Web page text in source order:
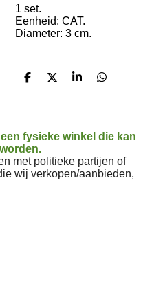
1 set.
Eenheid: CAT.
Diameter: 3 cm.
D
D
S
D
fysieke winkel die kan
met politieke partijen of
wij verkopen/aanbieden,